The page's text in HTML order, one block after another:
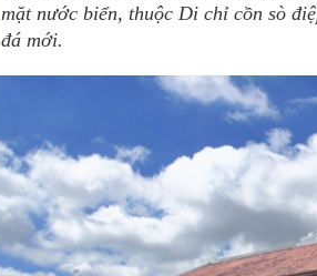
mặt nước biển, thuộc Di chỉ cồn sò
đá mới.